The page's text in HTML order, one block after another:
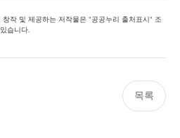
창작 및 제공하는 저작물은 "공공누리 출처표시" 조
습니다.
목록